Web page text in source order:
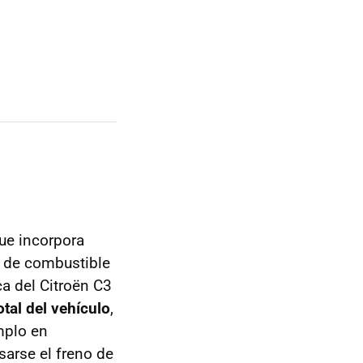
incorpora
combustible
del Citroën C3
del vehículo,
en
el freno de